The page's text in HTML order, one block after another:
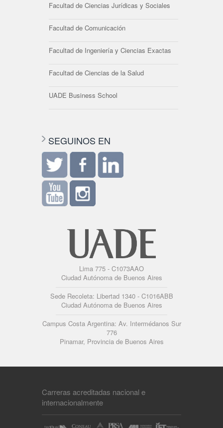
Facultad de Ciencias Jurídicas y Sociales
Facultad de Comunicación
Facultad de Ingeniería y Ciencias Exactas
Facultad de Ciencias de la Salud
UADE Business School
SEGUINOS EN
Lima 775 - C1073AAO
Ciudad Autónoma de Buenos Aires
Sede Recoleta: Libertad 1340 - C1016ABB
Ciudad Autónoma de Buenos Aires
Campus Costa Argentina: Av. Intermédanos Sur
776
Pinamar, Provincia de Buenos Aires
Carreras acreditadas nacional e
internacionalmente